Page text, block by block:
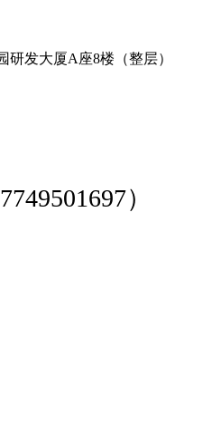
研发大厦A座8楼（整层）
）